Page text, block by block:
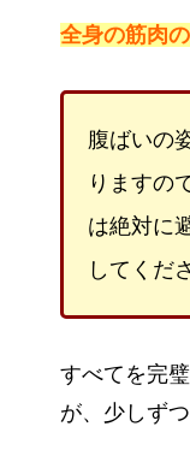
全身の筋肉
腹ばいの
りますの
は絶対に
してくだ
すべてを完
が、少しず